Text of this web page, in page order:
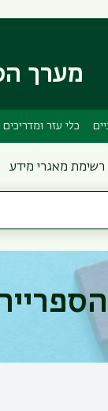
מערך
כלי עזר ומדריכים
רשימת מאגרי מידע